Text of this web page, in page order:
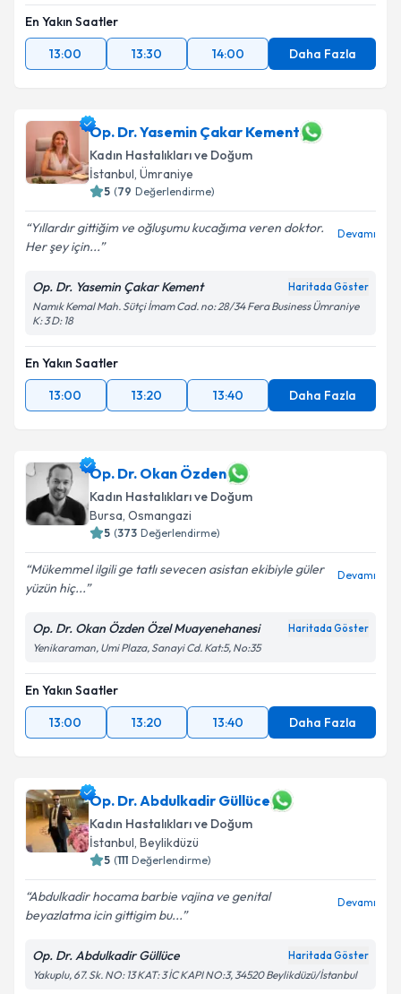
En Yakın Saatler
13:00
13:30 14:00 Daha Fazla
Op. Dr. Yasemin Çakar Kement
Kadın Hastalıkları ve Doğum
İstanbul, Ümraniye
5 (79 Değerlendirme)
Yıllardır gittiğim ve oğluşumu kucağıma veren doktor.
Her şey için...
Devamı
Op. Dr. Yasemin Çakar Kement Haritada Göster
Namık Kemal Mah. Sütçi İmam Cad. no: 28/34 Fera Business Ümraniye
K: 3 D: 18
En Yakın Saatler
13:00
13:20 13:40 Daha Fazla
Op. Dr. Okan Özden
Kadın Hastalıkları ve Doğum
Bursa, Osmangazi
5 (373 Değerlendirme)
Mükemmel ilgili ge tatlı sevecen asistan ekibiyle güler
yüzün hiç...
Devamı
Op. Dr. Okan Özden Özel Muayenehanesi Haritada Göster
Yenikaraman, Umi Plaza, Sanayi Cd. Kat:5, No:35
En Yakın Saatler
13:00
13:20 13:40 Daha Fazla
Op. Dr. Abdulkadir Güllüce
Kadın Hastalıkları ve Doğum
İstanbul, Beylikdüzü
5 (111 Değerlendirme)
Abdulkadir hocama barbie vajina ve genital
beyazlatma icin gittigim bu...
Devamı
Op. Dr. Abdulkadir Güllüce Haritada Göster
Yakuplu, 67. Sk. NO: 13 KAT: 3 İC KAPI NO:3, 34520 Beylikdüzü/İstanbul